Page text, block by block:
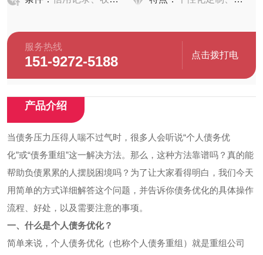
服务热线
151-9272-5188 点击拨打电
产品介绍
当债务压力压得人喘不过气时，很多人会听说“个人债务优
化”或“债务重组”这一解决方法。那么，这种方法靠谱吗？真的能
帮助负债累累的人摆脱困境吗？为了让大家看得明白，我们今天
用简单的方式详细解答这个问题，并告诉你债务优化的具体操作
流程、好处，以及需要注意的事项。
一、什么是个人债务优化？
简单来说，个人债务优化（也称个人债务重组）就是重组公司